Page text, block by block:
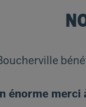
énorme